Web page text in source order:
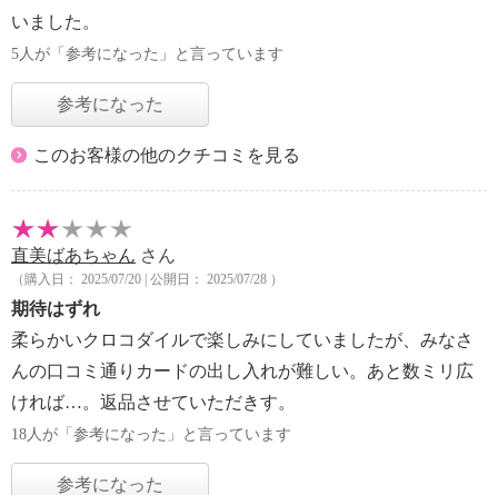
いました。
5人が「参考になった」と言っています
参考になった
このお客様の他のクチコミを見る
直美ばあちゃん さん
（購入日： 2025/07/20 | 公開日： 2025/07/28 ）
期待はずれ
柔らかいクロコダイルで楽しみにしていましたが、みなさ
んの口コミ通りカードの出し入れが難しい。あと数ミリ広
ければ…。返品させていただきす。
18人が「参考になった」と言っています
参考になった